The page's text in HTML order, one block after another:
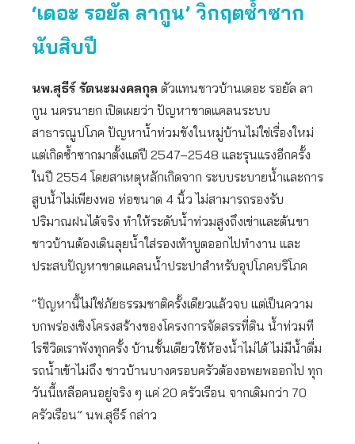
‘เดอะ รอยัล ลากูน’ วิกฤตซ้ำซาก
นับสิบปี
นพ.สุธีร์ รัตนะมงคลกุล ตัวแทนชาวบ้านเดอะ รอยัล ลา
กูน นครนายก เปิดเผยว่า ปัญหาขาดแคลนระบบ
สาธารณูปโภค ปัญหาน้ำท่วมขังในหมู่บ้านไม่ใช่เรื่องใหม่
แต่เกิดซ้ำซากมาตั้งแต่ปี 2547–2548 และรุนแรงอีกครั้ง
ในปี 2554 โดยสาเหตุหลักเกิดจาก ระบบระบายน้ำและการ
สูบน้ำไม่เพียงพอ ท่อขนาด 4 นิ้ว ไม่สามารถรองรับ
ปริมาณฝนได้จริง ทำให้ระดับน้ำท่วมสูงถึงเข่าและต้นขา
ชาวบ้านต้องเดินลุยน้ำใส่รองเท้าบูตออกไปทำงาน และ
ประสบปัญหาขาดแคลนน้ำประปาสำหรับอุปโภคบริโภค
“ปัญหานี้ไม่ใช่ภัยธรรมชาติครั้งเดียวแล้วจบ แต่เป็นความ
บกพร่องเชิงโครงสร้างของโครงการจัดสรรที่ดิน น้ำท่วมที
ไรชีวิตเราพังทุกครั้ง บ้านชั้นเดียวใช้ห้องน้ำไม่ได้ ไม่มีน้ำดื่ม
รถน้ำเข้าไม่ถึง ชาวบ้านบางครอบครัวต้องอพยพออกไป ทุก
วันนี้เหลือคนอยู่จริง ๆ แค่ 20 ครัวเรือน จากเดิมกว่า 70
ครัวเรือน” นพ.สุธีร์ กล่าว